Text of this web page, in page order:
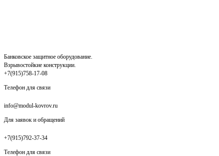
Банковское защитное оборудование.
Взрывостойкие конструкции.
+7(915)758-17-08
Телефон для связи
info@modul-kovrov.ru
Для заявок и обращений
+7(915)792-37-34
Телефон для связи